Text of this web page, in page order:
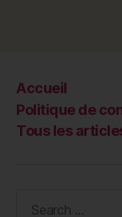
Accueil
Politique de
Tous les